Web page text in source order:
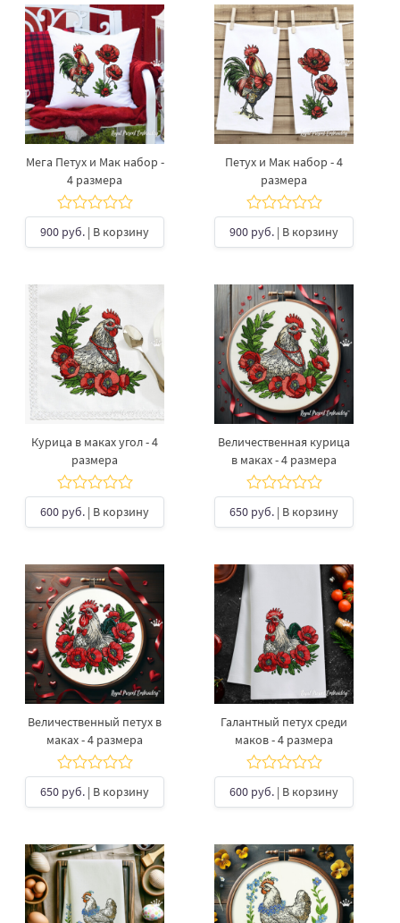
Мега Петух и Мак набор -
4 размера
900 руб. | В корзину
Петух и Мак набор - 4
размера
900 руб. | В корзину
Курица в маках угол - 4
размера
600 руб. | В корзину
Величественная курица
в маках - 4 размера
650 руб. | В корзину
Величественный петух в
маках - 4 размера
650 руб. | В корзину
Галантный петух среди
маков - 4 размера
600 руб. | В корзину